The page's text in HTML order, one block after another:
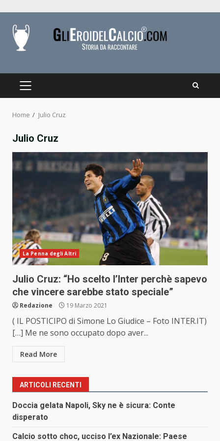
content
PRIMARY
Home Julio Cruz
Julio Cruz
La Penna degli Altri
Julio Cruz: “Ho scelto l’Inter perchè sapevo
che vincere sarebbe stato speciale”
Redazione 19 Marzo 2021
( IL POSTICIPO di Simone Lo Giudice – Foto INTER.IT)
[…] Me ne sono occupato dopo aver...
Read More
ARTICOLI RECENTI
Doccia gelata Napoli, Sky ne è sicura: Conte
disperato
Calcio sotto choc, ucciso l’ex Nazionale: Paese